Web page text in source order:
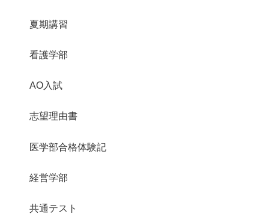
夏期講習
看護学部
AO入試
志望理由書
医学部合格体験記
経営学部
共通テスト